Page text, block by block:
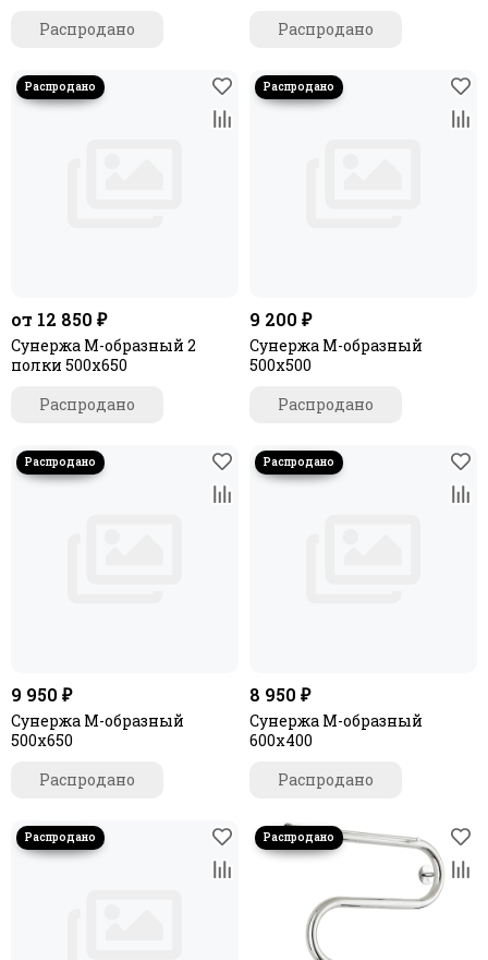
Распродано Распродано
от 12 850 ₽
Сунержа М-образный 2
полки 500х650
Распродано
9 200 ₽
Сунержа М-образный
500х500
Распродано
9 950 ₽
Сунержа М-образный
500х650
Распродано
8 950 ₽
Сунержа М-образный
600х400
Распродано